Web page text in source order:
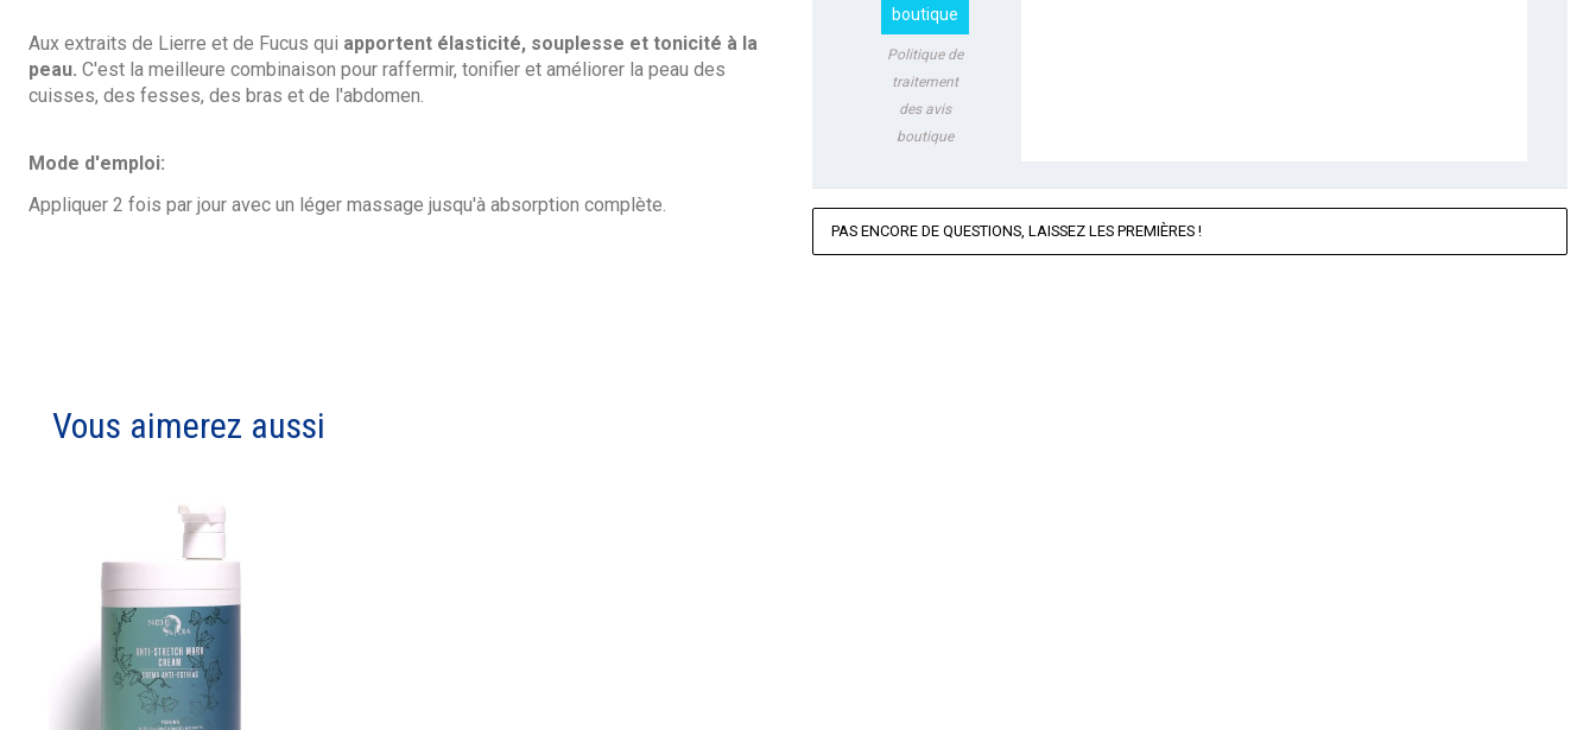
Aux extraits de Lierre et de Fucus qui apportent élasticité, souplesse et tonicité à la
peau. C'est la meilleure combinaison pour raffermir, tonifier et améliorer la peau des
cuisses, des fesses, des bras et de l'abdomen.
Mode d'emploi:
Appliquer 2 fois par jour avec un léger massage jusqu'à absorption complète.
boutique
Politique de
traitement
des avis
boutique
PAS ENCORE DE QUESTIONS, LAISSEZ LES PREMIÈRES !
Vous aimerez aussi